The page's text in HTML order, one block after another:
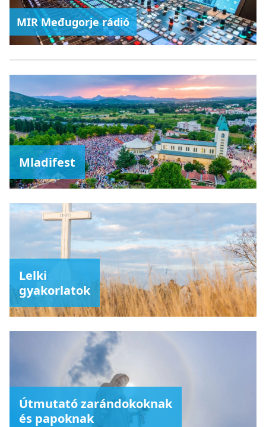
MIR Međugorje rádió
Mladifest
Lelki
gyakorlatok
Útmutató zarándokoknak
és papoknak